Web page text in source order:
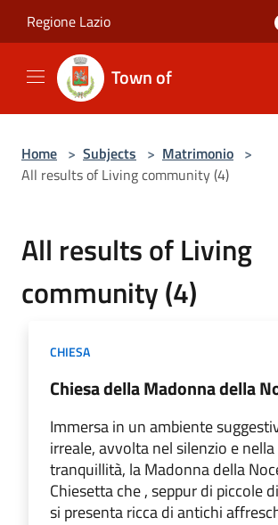
Regione Lazio
Town of
Home > Subjects > Matrimonio >
All results of Living community (4)
All results of Living
community (4)
CHIESA
Chiesa della Madonna della
Immersa in un ambiente
irreale, avvolta nel silenzio e
tranquillità, la Madonna della
Chiesetta che , seppur di piccole
si presenta ricca di antichi